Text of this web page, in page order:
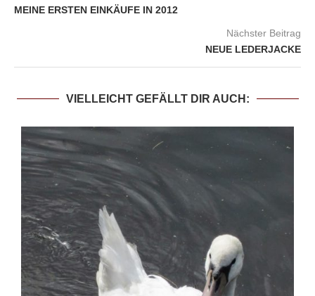
MEINE ERSTEN EINKÄUFE IN 2012
Nächster Beitrag
NEUE LEDERJACKE
VIELLEICHT GEFÄLLT DIR AUCH: